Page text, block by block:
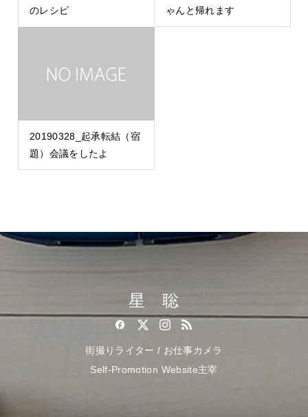
のレシピ
ゃんと帰れます
20190328_起承転結（宿
題）会議をしたよ
星 聡
街撮りライター / お仕事カメラ
Self-Promotion Website主宰